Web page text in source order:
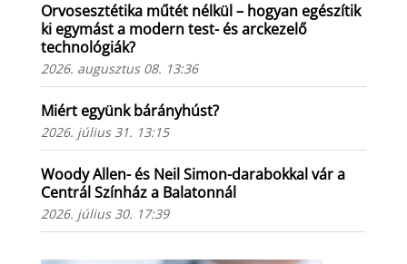
Orvosesztétika műtét nélkül – hogyan egészítik
ki egymást a modern test- és arckezelő
technológiák?
2026. augusztus 08. 13:36
Miért együnk bárányhúst?
2026. július 31. 13:15
Woody Allen- és Neil Simon-darabokkal vár a
Centrál Színház a Balatonnál
2026. július 30. 17:39